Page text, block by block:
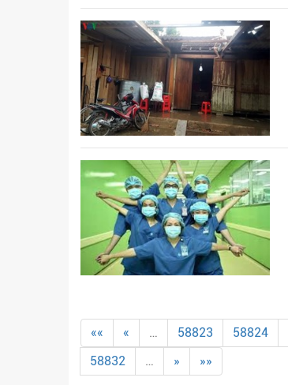
«« « … 58823 58824
58832
… » »»